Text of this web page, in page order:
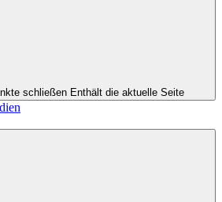
schließen Enthält die aktuelle Seite